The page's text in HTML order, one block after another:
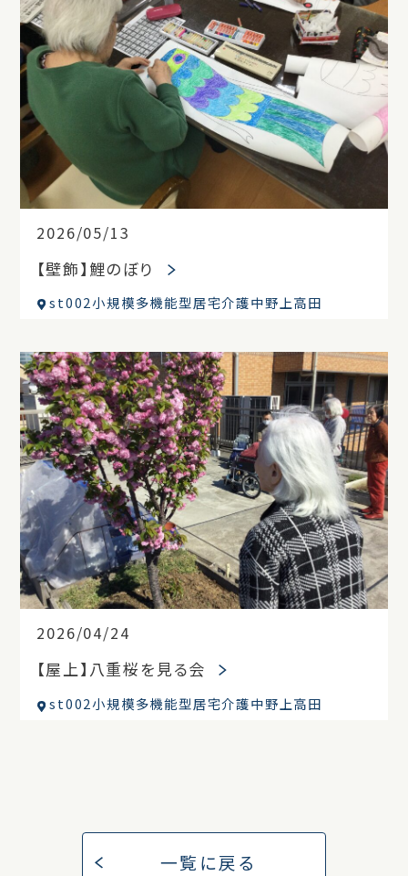
2026/05/13
【壁飾】鯉のぼり
st002小規模多機能型居宅介護中野上高田
2026/04/24
【屋上】八重桜を見る会
st002小規模多機能型居宅介護中野上高田
一覧に戻る